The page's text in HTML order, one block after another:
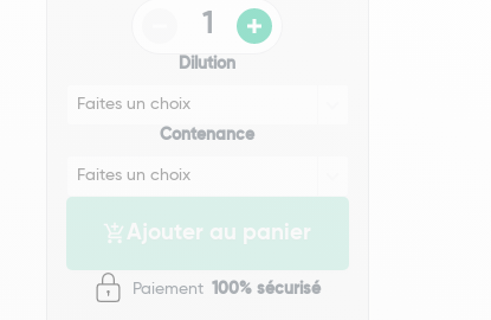
Dilution
Contenance
Ajouter au panier
Paiement 100% sécurisé